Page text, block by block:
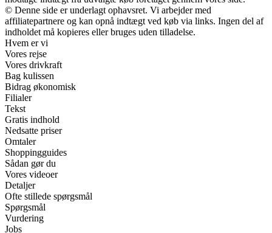
© Denne side er underlagt ophavsret. Vi arbejder med
affiliatepartnere og kan opnå indtægt ved køb via links. Ingen del af
indholdet må kopieres eller bruges uden tilladelse.
Hvem er vi
Vores rejse
Vores drivkraft
Bag kulissen
Bidrag økonomisk
Filialer
Tekst
Gratis indhold
Nedsatte priser
Omtaler
Shoppingguides
Sådan gør du
Vores videoer
Detaljer
Ofte stillede spørgsmål
Spørgsmål
Vurdering
Jobs